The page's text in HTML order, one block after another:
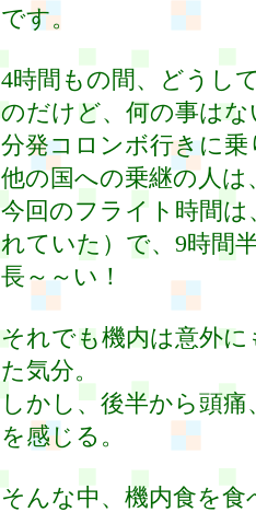
です。
4時間もの間、どうし
のだけど、何の事はな
分発コロンボ行きに乗
他の国への乗継の人
今回のフライト時間
れていた）で、9時間
長～～い！
それでも機内は意外
た気分。
しかし、後半から頭痛
を感じる。
そんな中、機内食を